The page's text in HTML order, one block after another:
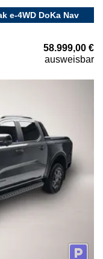
e-4WD DoKa Nav
58.999,00 €
ausweisbar